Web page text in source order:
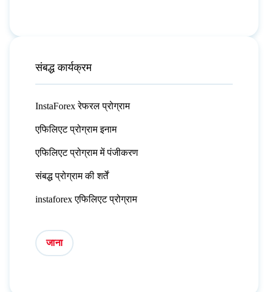
संबद्ध कार्यक्रम
InstaForex रेफरल प्रोग्राम
एफिलिएट प्रोग्राम इनाम
एफिलिएट प्रोग्राम में पंजीकरण
संबद्ध प्रोग्राम की शर्तें
instaforex एफिलिएट प्रोग्राम
जाना